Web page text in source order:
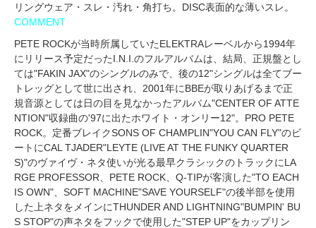
リングウェア・スレ・汚れ・角打ち。DISC表面的な薄いスレ。
COMMENT
PETE ROCKが当時所属していたELEKTRAレーベルから1994年
にリリース予定だったI.N.I.のフルアルバムは、結局、正規盤とし
ては"FAKIN JAX"のシングルのみで、後の12"シングルは全てブー
トレッグとして世に出され、2001年にBBEが取りあげるまで正
規音源としては日の目を見なかったアルバム"CENTER OF ATTE
NTION"収録曲の'97に出たホワイト・オンリー12"。PRO PETE
ROCK。定番ブレイクSONS OF CHAMPLIN"YOU CAN FLY"のビ
ートにCAL TJADER"LEYTE (LIVE AT THE FUNKY QUARTER
S)"のヴァイヴ・ネタ使いが光る最早クラシックのトラックにLA
RGE PROFESSOR、PETE ROCK、Q-TIPが客演した"TO EACH
IS OWN"、SOFT MACHINE"SAVE YOURSELF"の後半部を使用
した上ネタをメインにTHUNDER AND LIGHTNING"BUMPIN' BU
S STOP"の声ネタをフックで使用した"STEP UP"をカップリン